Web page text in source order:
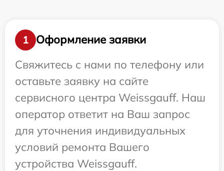
1
Оформление заявки
Свяжитесь с нами по телефону или
оставьте заявку на сайте
сервисного центра Weissgauff. Наш
оператор ответит на Ваш запрос
для уточнения индивидуальных
условий ремонта Вашего
устройства Weissgauff.